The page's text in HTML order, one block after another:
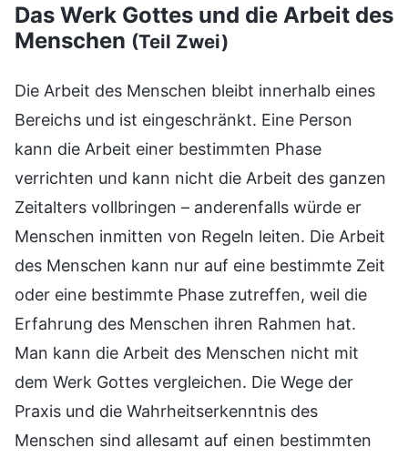
Das Werk Gottes und die Arbeit des
Menschen (Teil Zwei)
Die Arbeit des Menschen bleibt innerhalb eines
Bereichs und ist eingeschränkt. Eine Person
kann die Arbeit einer bestimmten Phase
verrichten und kann nicht die Arbeit des ganzen
Zeitalters vollbringen – anderenfalls würde er
Menschen inmitten von Regeln leiten. Die Arbeit
des Menschen kann nur auf eine bestimmte Zeit
oder eine bestimmte Phase zutreffen, weil die
Erfahrung des Menschen ihren Rahmen hat.
Man kann die Arbeit des Menschen nicht mit
dem Werk Gottes vergleichen. Die Wege der
Praxis und die Wahrheitserkenntnis des
Menschen sind allesamt auf einen bestimmten